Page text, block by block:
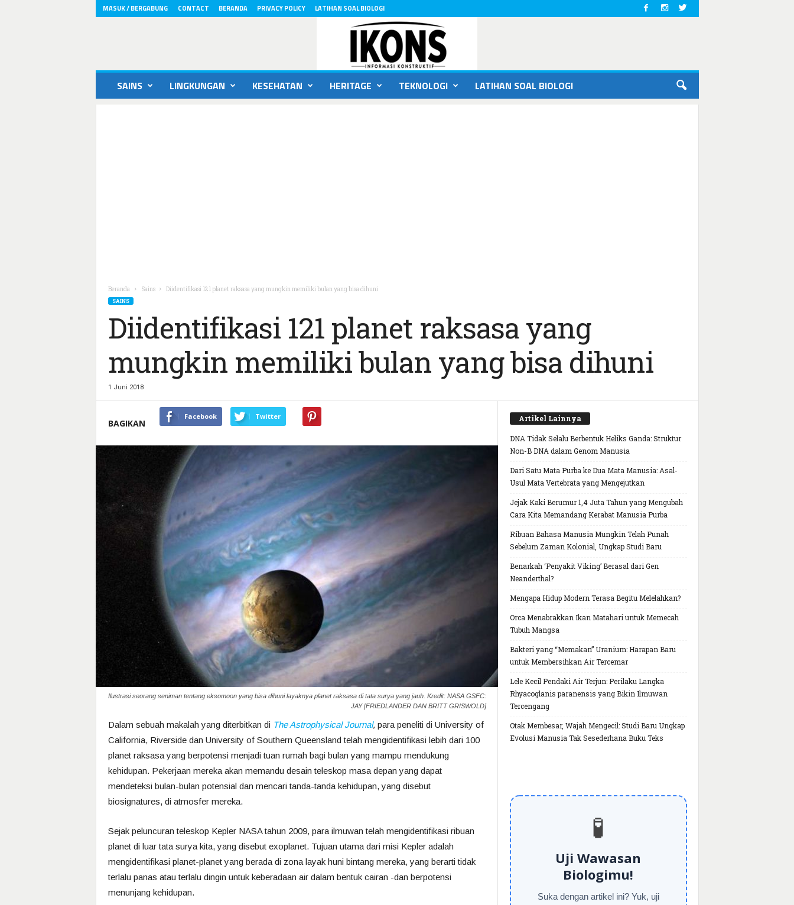
MASUK / BERGABUNG CONTACT BERANDA PRIVACY POLICY LATIHAN SOAL BIOLOGI
SAINS LINGKUNGAN KESEHATAN HERITAGE TEKNOLOGI LATIHAN SOAL BIOLOGI
Beranda Sains Diidentifikasi 121 planet raksasa yang mungkin memiliki bulan yang bisa dihuni
SAINS
Diidentifikasi 121 planet raksasa yang
mungkin memiliki bulan yang bisa dihuni
1 Juni 2018
BAGIKAN
Facebook Twitter
Ilustrasi seorang seniman tentang eksomoon yang bisa dihuni layaknya planet raksasa di tata surya yang jauh. Kredit: NASA GSFC:
JAY [FRIEDLANDER DAN BRITT GRISWOLD]
Dalam sebuah makalah yang diterbitkan di The Astrophysical Journal, para peneliti di University of
California, Riverside dan University of Southern Queensland telah mengidentifikasi lebih dari 100
planet raksasa yang berpotensi menjadi tuan rumah bagi bulan yang mampu mendukung
kehidupan. Pekerjaan mereka akan memandu desain teleskop masa depan yang dapat
mendeteksi bulan-bulan potensial dan mencari tanda-tanda kehidupan, yang disebut
biosignatures, di atmosfer mereka.
Sejak peluncuran teleskop Kepler NASA tahun 2009, para ilmuwan telah mengidentifikasi ribuan
planet di luar tata surya kita, yang disebut exoplanet. Tujuan utama dari misi Kepler adalah
mengidentifikasi planet-planet yang berada di zona layak huni bintang mereka, yang berarti tidak
terlalu panas atau terlalu dingin untuk keberadaan air dalam bentuk cairan -dan berpotensi
menunjang kehidupan.
Artikel Lainnya
DNA Tidak Selalu Berbentuk Heliks Ganda: Struktur
Non-B DNA dalam Genom Manusia
Dari Satu Mata Purba ke Dua Mata Manusia: Asal-
Usul Mata Vertebrata yang Mengejutkan
Jejak Kaki Berumur 1,4 Juta Tahun yang Mengubah
Cara Kita Memandang Kerabat Manusia Purba
Ribuan Bahasa Manusia Mungkin Telah Punah
Sebelum Zaman Kolonial, Ungkap Studi Baru
Benarkah ‘Penyakit Viking’ Berasal dari Gen
Neanderthal?
Mengapa Hidup Modern Terasa Begitu Melelahkan?
Orca Menabrakkan Ikan Matahari untuk Memecah
Tubuh Mangsa
Bakteri yang “Memakan” Uranium: Harapan Baru
untuk Membersihkan Air Tercemar
Lele Kecil Pendaki Air Terjun: Perilaku Langka
Rhyacoglanis paranensis yang Bikin Ilmuwan
Tercengang
Otak Membesar, Wajah Mengecil: Studi Baru Ungkap
Evolusi Manusia Tak Sesederhana Buku Teks
🧪
Uji Wawasan
Biologimu!
Suka dengan artikel ini? Yuk, uji